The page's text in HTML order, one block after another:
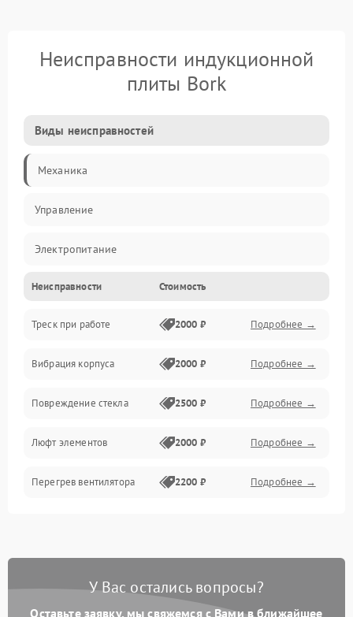
Неисправности индукционной
плиты Bork
Виды неисправностей
Механика
Управление
Электропитание
Нагрев
Неисправности Стоимость
Треск при работе 2000 ₽ Подробнее →
Вибрация корпуса 2000 ₽ Подробнее →
Повреждение стекла 2500 ₽ Подробнее →
Люфт элементов 2000 ₽ Подробнее →
Перегрев вентилятора 2200 ₽ Подробнее →
У Вас остались вопросы?
Оставьте заявку, мы свяжемся с Вами в ближайшее